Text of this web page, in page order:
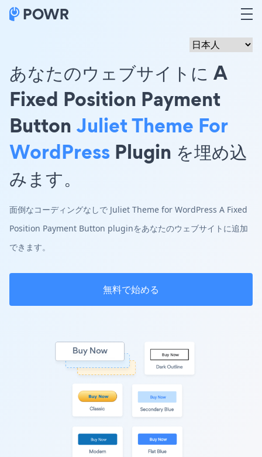
あなたのウェブサイトに A
Fixed Position Payment
Button Juliet Theme For
WordPress Plugin を埋め込
みます。
面倒なコーディングなしで Juliet Theme for WordPress A Fixed
Position Payment Button pluginをあなたのウェブサイトに追加
できます。
無料で始める